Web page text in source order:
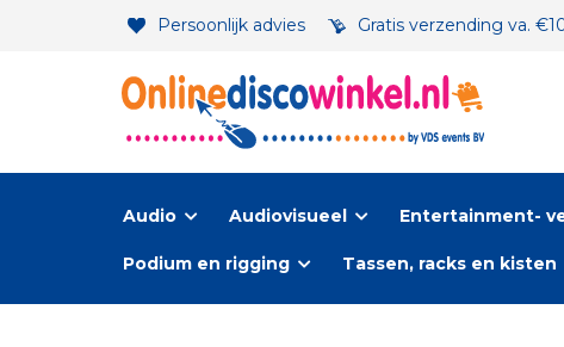
Persoonlijk advies Gratis verzending va.
Audio Audiovisueel Entertainment-
Podium en rigging Tassen, racks en kisten